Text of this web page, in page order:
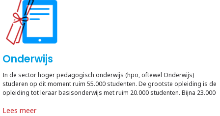
Onderwijs
In de sector hoger pedagogisch onderwijs (hpo, oftewel Onderwijs)
studeren op dit moment ruim 55.000 studenten. De grootste opleiding is de
opleiding tot leraar basisonderwijs met ruim 20.000 studenten. Bijna 23.000
specifiek vak om les te geven in het voortgezet onderwijs (vmbo,
Lees meer